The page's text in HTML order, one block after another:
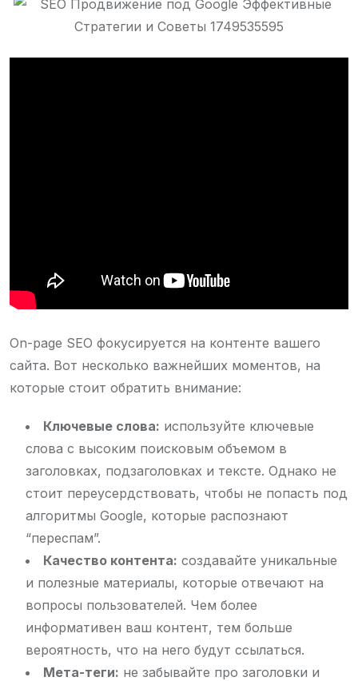
On-page SEO фокусируется на контенте вашего
сайта. Вот несколько важнейших моментов, на
которые стоит обратить внимание:
Ключевые слова: используйте ключевые
слова с высоким поисковым объемом в
заголовках, подзаголовках и тексте. Однако не
стоит переусердствовать, чтобы не попасть под
алгоритмы Google, которые распознают
“переспам”.
Качество контента: создавайте уникальные
и полезные материалы, которые отвечают на
вопросы пользователей. Чем более
информативен ваш контент, тем больше
вероятность, что на него будут ссылаться.
Мета-теги: не забывайте про заголовки и